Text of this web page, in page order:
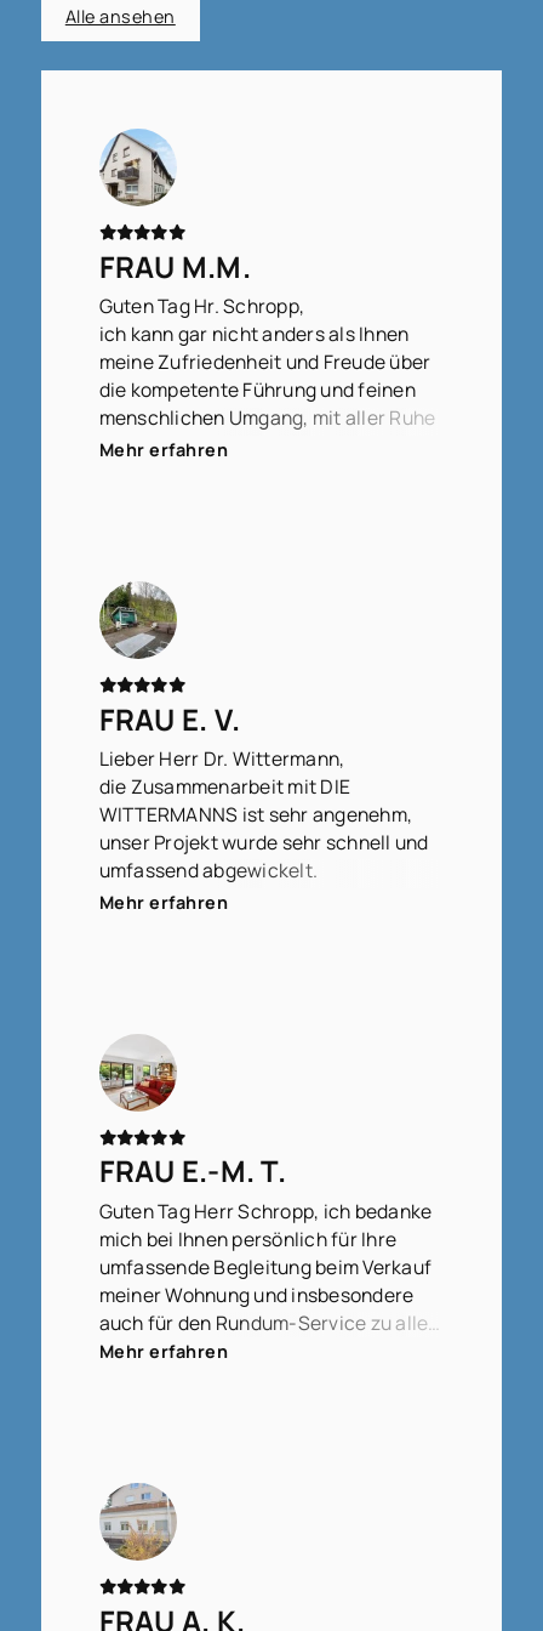
Alle ansehen
FRAU M.M.
Guten Tag Hr. Schropp,
ich kann gar nicht anders als Ihnen
meine Zufriedenheit und Freude über
die kompetente Führung und feinen
menschlichen Umgang, mit aller Ruhe
und Klarheit in der Vorgehensweise,
Mehr erfahren
FRAU E. V.
Lieber Herr Dr. Wittermann,
die Zusammenarbeit mit DIE
WITTERMANNS ist sehr angenehm,
unser Projekt wurde sehr schnell und
umfassend abgewickelt.
Wir fühlen uns sehr gut betreut.
Mehr erfahren
FRAU E.-M. T.
Guten Tag Herr Schropp, ich bedanke
mich bei Ihnen persönlich für Ihre
umfassende Begleitung beim Verkauf
meiner Wohnung und insbesondere
auch für den Rundum-Service zu allen
Fragen, die zwischendurch
stets schnellen Rückmeldungen,
sodass das gesamte Verfahren doch
relativ schnell und gut abgeschlossen
werden konnte. Ich werde Sie und das
Team von WITTERMANNS gerne
Mehr erfahren
FRAU A. K.